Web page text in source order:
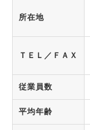
所在地
ＴＥＬ／ＦＡＸ
従業員数
平均年齢